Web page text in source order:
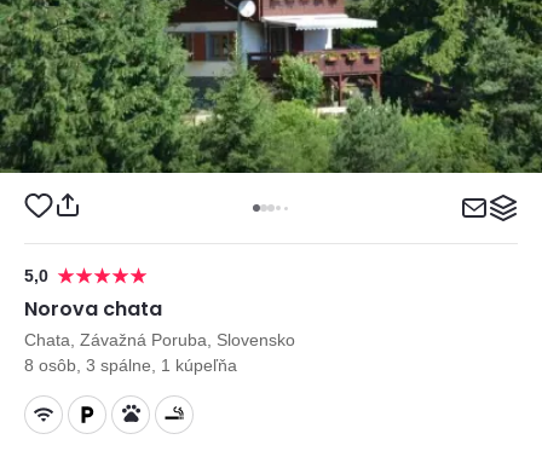
5,0
Norova chata
Chata, Závažná Poruba, Slovensko
8 osôb, 3 spálne, 1 kúpeľňa